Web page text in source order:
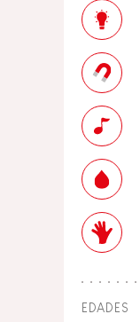
EDADES